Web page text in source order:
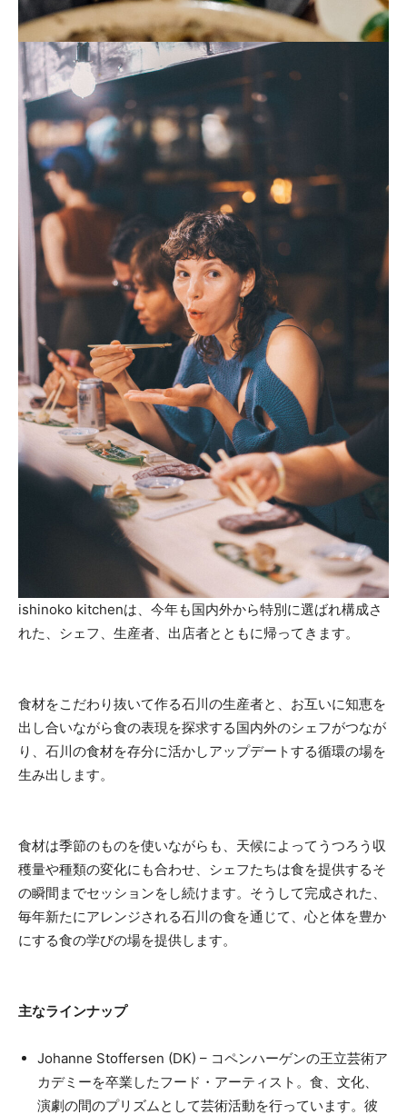
ishinoko kitchenは、今年も国内外から特別に選ばれ構成さ
れた、シェフ、生産者、出店者とともに帰ってきます。
食材をこだわり抜いて作る石川の生産者と、お互いに知恵を
出し合いながら食の表現を探求する国内外のシェフがつなが
り、石川の食材を存分に活かしアップデートする循環の場を
生み出します。
食材は季節のものを使いながらも、天候によってうつろう収
穫量や種類の変化にも合わせ、シェフたちは食を提供するそ
の瞬間までセッションをし続けます。そうして完成された、
毎年新たにアレンジされる石川の食を通じて、心と体を豊か
にする食の学びの場を提供します。
主なラインナップ
Johanne Stoffersen (DK) – コペンハーゲンの王立芸術ア
カデミーを卒業したフード・アーティスト。食、文化、
演劇の間のプリズムとして芸術活動を行っています。彼